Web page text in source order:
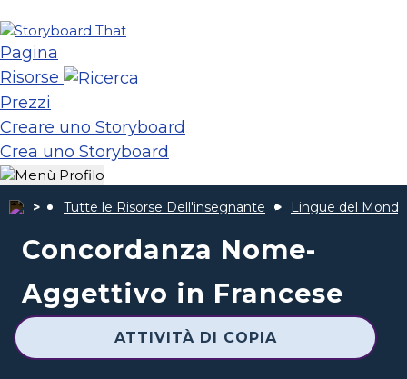
Pagina
Risorse
Prezzi
Creare uno Storyboard
Crea uno Storyboard
Tutte le Risorse Dell'insegnante Lingue del Mondo
Concordanza Nome-
Aggettivo in Francese
ATTIVITÀ DI COPIA